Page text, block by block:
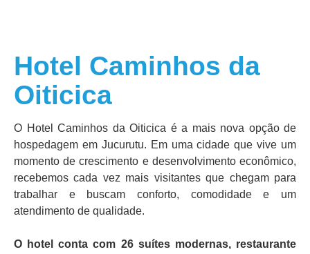
Hotel Caminhos da
Oiticica
O Hotel Caminhos da Oiticica é a mais nova opção de
hospedagem em Jucurutu. Em uma cidade que vive um
momento de crescimento e desenvolvimento econômico,
recebemos cada vez mais visitantes que chegam para
trabalhar e buscam conforto, comodidade e um
atendimento de qualidade.
O hotel conta com 26 suítes modernas, restaurante